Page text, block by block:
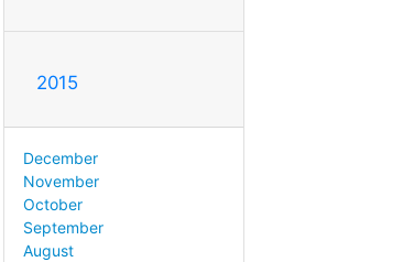
2015
December
November
October
September
August